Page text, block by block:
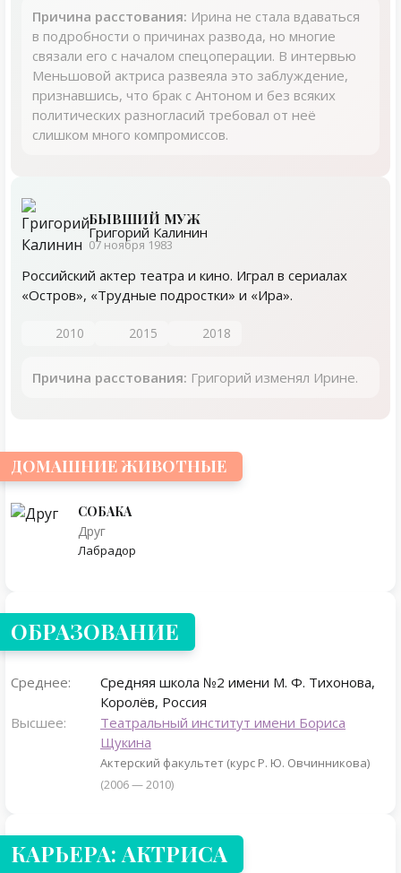
Причина расстования: Ирина не стала вдаваться
в подробности о причинах развода, но многие
связали его с началом спецоперации. В интервью
Меньшовой актриса развеяла это заблуждение,
признавшись, что брак с Антоном и без всяких
политических разногласий требовал от неё
слишком много компромиссов.
БЫВШИЙ МУЖ
Григорий Калинин
07 ноября 1983
Российский актер театра и кино. Играл в сериалах
«Остров», «Трудные подростки» и «Ира».
2010 2015 2018
Причина расстования: Григорий изменял Ирине.
ДОМАШНИЕ ЖИВОТНЫЕ
СОБАКА
Друг
Лабрадор
ОБРАЗОВАНИЕ
Среднее:
Средняя школа №2 имени М. Ф. Тихонова,
Королёв, Россия
Высшее:
Театральный институт имени Бориса
Щукина
Актерский факультет (курс Р. Ю. Овчинникова)
(2006 — 2010)
КАРЬЕРА: АКТРИСА